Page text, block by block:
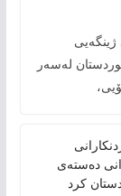
ژینگەیی
لەسەر
دەستەی
کرد